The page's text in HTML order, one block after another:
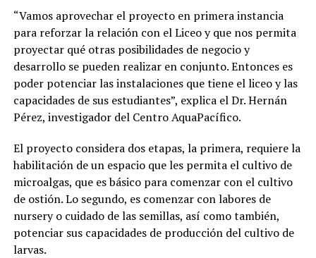
“Vamos aprovechar el proyecto en primera instancia
para reforzar la relación con el Liceo y que nos permita
proyectar qué otras posibilidades de negocio y
desarrollo se pueden realizar en conjunto. Entonces es
poder potenciar las instalaciones que tiene el liceo y las
capacidades de sus estudiantes”, explica el Dr. Hernán
Pérez, investigador del Centro AquaPacífico.
El proyecto considera dos etapas, la primera, requiere la
habilitación de un espacio que les permita el cultivo de
microalgas, que es básico para comenzar con el cultivo
de ostión. Lo segundo, es comenzar con labores de
nursery o cuidado de las semillas, así como también,
potenciar sus capacidades de producción del cultivo de
larvas.